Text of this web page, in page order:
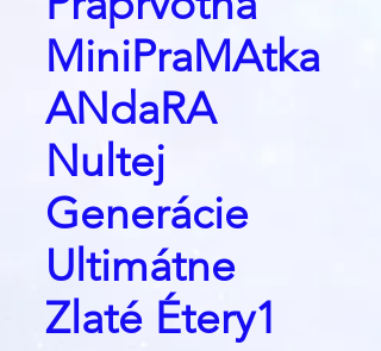
MiniPraMAtka
ANdaRA
Nultej
Generácie
Ultimátne
Zlaté Étery1